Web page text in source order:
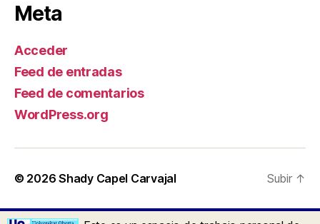
Meta
Acceder
Feed de entradas
Feed de comentarios
WordPress.org
© 2026Shady Capel Carvajal Subir ↑